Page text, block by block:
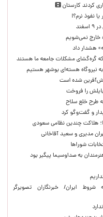
کردند کارستان
نفوذ نرم؟!
خارج نمی‌شویم
هشدار داد
گره‌گشای مشکلات جامعه ما هستند
نیروگاه هسته‌ای بوشهر هستیم
شده است
را فروخت
طرح خلع سلاح
و گفت‌وگو کرد
هلاکت چندین نظامی سعودی
شوراها
به صداوسیما پیگیر بود
ایران/ خبرنگاران تصویرگر